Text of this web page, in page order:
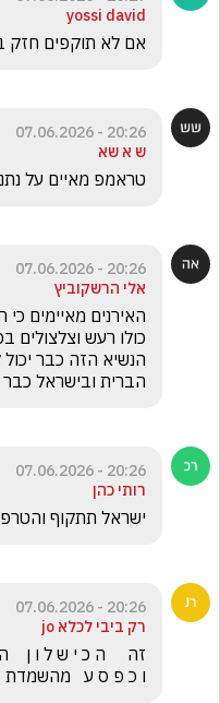
yossi david
אם לא תוקפים חזק
20:26 - 07.06.2026
ש א שא
טראמפ מאיים על
20:26 - 07.06.2026
אלי הרשקוביץ
הברית ובישראל כבר
20:26 - 07.06.2026
רותי כהן
ישראל תתקוף
20:26 - 07.06.2026
רק ביבי לכלא jo
ו כ פ ס ע   מהשמדת